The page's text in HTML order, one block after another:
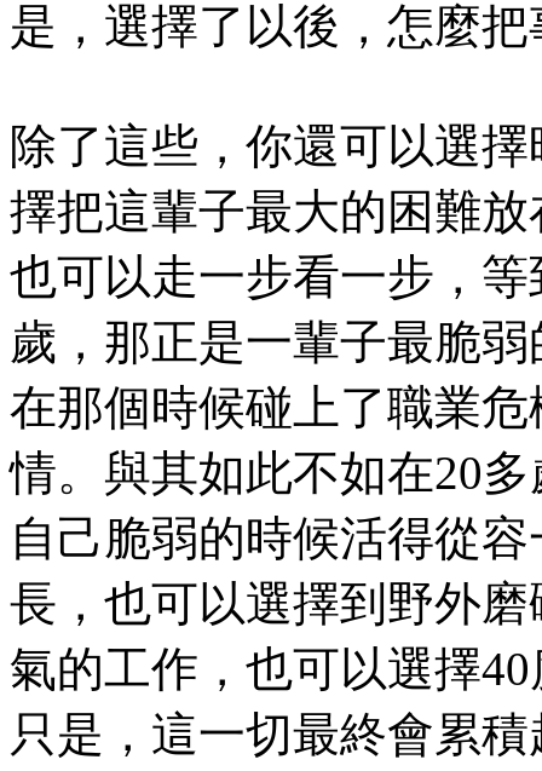
是，選擇了以後，怎麼
除了這些，你還可以選
擇把這輩子最大的困難
也可以走一步看一步，
歲，那正是一輩子最脆
在那個時候碰上了職業
情。與其如此不如在20
自己脆弱的時候活得從
長，也可以選擇到野外
氣的工作，也可以選擇
只是，這一切最終會累